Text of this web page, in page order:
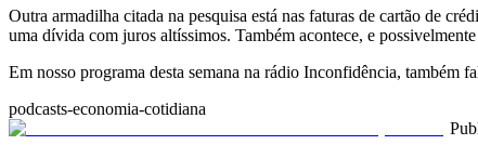
Outra armadilha citada na pesquisa está nas faturas de cartão de
uma dívida com juros altíssimos. Também acontece, e
Em nosso programa desta semana na rádio Inconfidência, também
podcasts-economia-cotidiana